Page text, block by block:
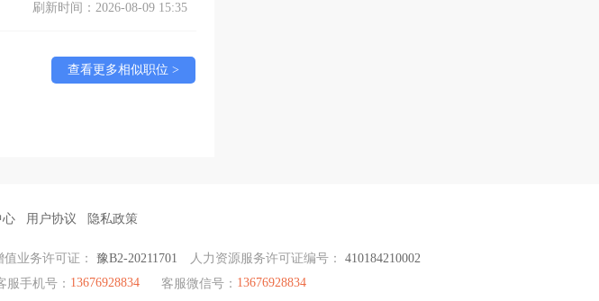
刷新时间：2026-08-09 15:35
查看更多相似职位 >
心 用户协议 隐私政策
值业务许可证： 豫B2-20211701 人力资源服务许可证编号： 410184210002
服手机号： 13676928834 客服微信号： 13676928834